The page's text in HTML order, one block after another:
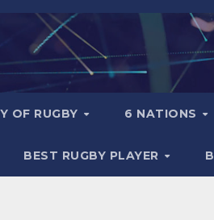
OF RUGBY 6 NATIONS
BEST RUGBY PLAYER